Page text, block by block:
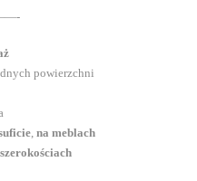
powierzchni
, na meblach